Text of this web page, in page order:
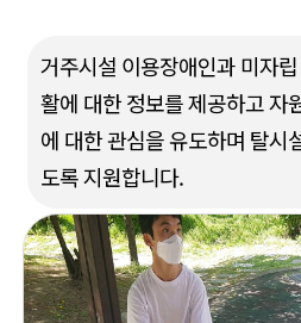
거주시설 이용장애인과 미자
활에 대한 정보를 제공하고 자
에 대한 관심을 유도하며 탈시
도록 지원합니다.